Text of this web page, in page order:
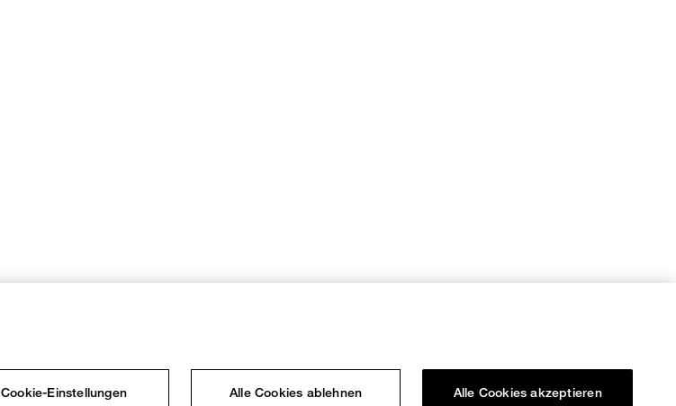
Cookie-Einstellungen Alle Cookies ablehnen Alle Cookies akzeptieren